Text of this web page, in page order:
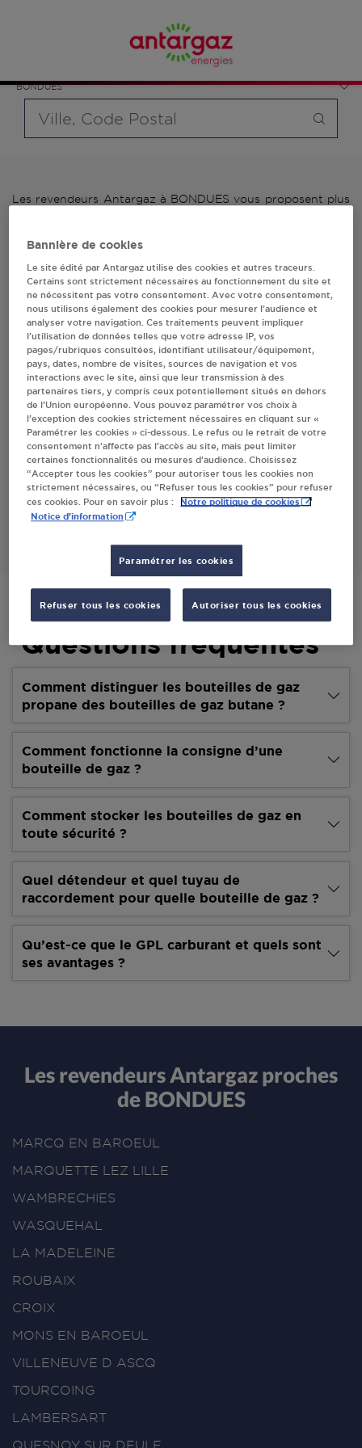
BONDUES
bouteille souhaité et le type de point de vente (revendeur /
distributeur automatique de bouteilles de gaz ou station GPL
carburant)
Les revendeurs Antargaz à BONDUES vous proposent plus
Antargaz à BONDUES, l'adresse, le numéro de téléphone de
votre stations GPL ou distributeurs de bouteilles de gaz.
1 revendeur(s) Antargaz
à BONDUES
Villes
CARREFOUR MARKET FRPE78 BONDUES
RUE DU GL DE GAULLE
59910BONDUES
S'Y RENDRE
Questions fréquentes
Comment distinguer les bouteilles de gaz
propane des bouteilles de gaz butane ?
Comment fonctionne la consigne d’une
bouteille de gaz ?
Comment stocker les bouteilles de gaz en
toute sécurité ?
Quel détendeur et quel tuyau de
raccordement pour quelle bouteille de gaz ?
Qu’est-ce que le GPL carburant et quels sont
ses avantages ?
Les revendeurs Antargaz proches
de BONDUES
MARCQ EN BAROEUL
MARQUETTE LEZ LILLE
WAMBRECHIES
WASQUEHAL
LA MADELEINE
ROUBAIX
CROIX
MONS EN BAROEUL
VILLENEUVE D ASCQ
TOURCOING
LAMBERSART
QUESNOY SUR DEULE
Bannière de cookies
Le site édité par Antargaz utilise des cookies et autres traceurs.
Certains sont strictement nécessaires au fonctionnement du site et
ne nécessitent pas votre consentement. Avec votre consentement,
nous utilisons également des cookies pour mesurer l’audience et
analyser votre navigation. Ces traitements peuvent impliquer
l’utilisation de données telles que votre adresse IP, vos
pages/rubriques consultées, identifiant utilisateur/équipement,
pays, dates, nombre de visites, sources de navigation et vos
interactions avec le site, ainsi que leur transmission à des
partenaires tiers, y compris ceux potentiellement situés en dehors
de l’Union européenne. Vous pouvez paramétrer vos choix à
l’exception des cookies strictement nécessaires en cliquant sur «
Paramétrer les cookies » ci-dessous. Le refus ou le retrait de votre
consentement n’affecte pas l’accès au site, mais peut limiter
certaines fonctionnalités ou mesures d’audience. Choisissez
“Accepter tous les cookies” pour autoriser tous les cookies non
strictement nécessaires, ou “Refuser tous les cookies” pour refuser
ces cookies. Pour en savoir plus :
Notre politique de cookies
Notice d'information
Paramétrer les cookies
Refuser tous les cookies Autoriser tous les cookies